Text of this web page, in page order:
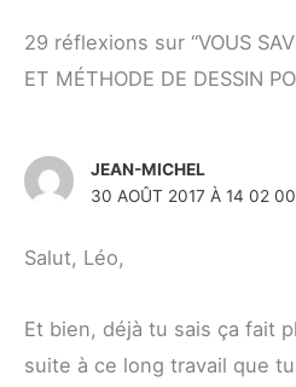
29 réflexions sur “VOUS
ET MÉTHODE DE DESSIN
JEAN-MICHEL
30 AOÛT 2017 À 14 02
Salut, Léo,
Et bien, déjà tu sais ça fait
suite à ce long travail que